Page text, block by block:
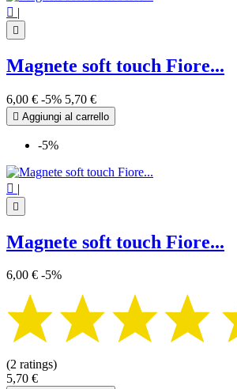
 |

Magnete soft touch Fiore...
6,00 € -5% 5,70 €
 Aggiungi al carrello
-5%
 |

Magnete soft touch Fiore...
6,00 € -5%
(2 ratings)
5,70 €